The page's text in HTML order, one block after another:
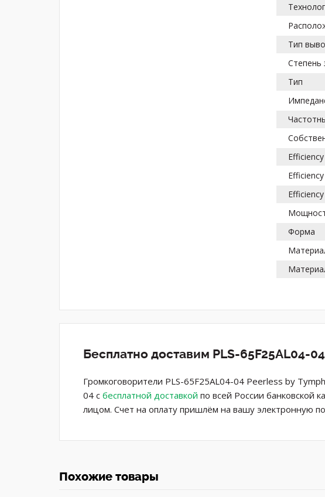
Тип
Степень
Тип
Форма
Бесплатно доставим PLS-65F25AL04-
Громкоговорители PLS-65F25AL04-04 Peerless by
04 с бесплатной доставкой по всей России банковской
лицом. Счет на оплату пришлём на вашу электронную
Похожие товары